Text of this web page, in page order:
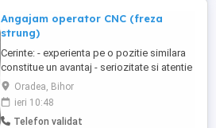
Angajam operator CNC (freza
strung)
Cerinte: - experienta pe o pozitie similara
constitue un avantaj - seriozitate si atentie
la detalii - disponibilitate la lucru in
schimburi - asigura functionarea masinilor
unelte cu comanda numerica. -prelucreaza
piese utilizand masina cu comanda
Oradea, Bihor
ieri 10:48
Telefon validat